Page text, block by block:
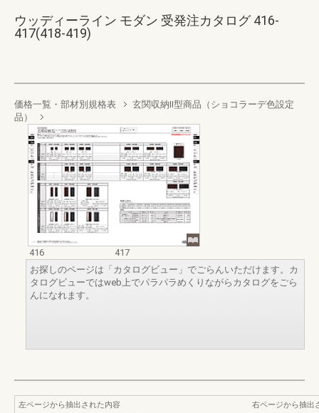
ウッディーライン モダン 受発注カタログ 416-
417(418-419)
価格一覧・部材別規格表
玄関収納II型商品（ショコラーデ色設定
品）
416
417
お探しのページは「カタログビュー」でごらんいただけます。カ
タログビューではweb上でパラパラめくりながらカタログをごら
んになれます。
左ページから抽出された内容
右ページから抽出